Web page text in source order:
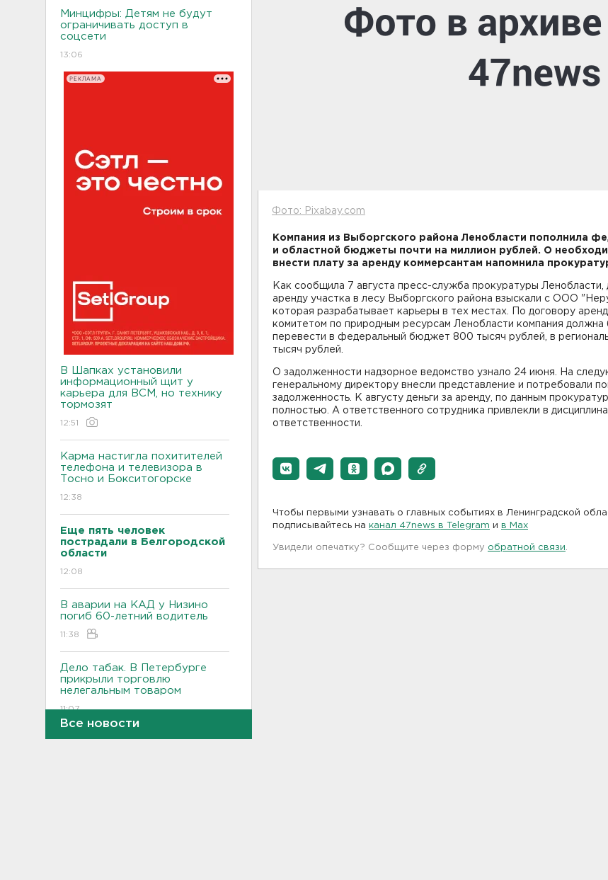
Минцифры: Детям не будут
ограничивать доступ в
соцсети
13:06
РЕКЛАМА
В Шапках установили
информационный щит у
карьера для ВСМ, но технику
тормозят
12:51
Карма настигла похитителей
телефона и телевизора в
Тосно и Бокситогорске
12:38
Еще пять человек
пострадали в Белгородской
области
12:08
В аварии на КАД у Низино
погиб 60-летний водитель
11:38
Дело табак. В Петербурге
прикрыли торговлю
нелегальным товаром
11:07
"Подарки" на 358 тысяч
Все новости
Фото: Pixabay.com
Компания из Выборгского района Ленобласти пополнила
и областной бюджеты почти на миллион рублей. О
внести плату за аренду коммерсантам напомнила
Как сообщила 7 августа пресс-служба прокуратуры Ленобласти,
аренду участка в лесу Выборгского района взыскали с ООО
которая разрабатывает карьеры в тех местах. По договору
комитетом по природным ресурсам Ленобласти компания должна
перевести в федеральный бюджет 800 тысяч рублей, в
тысяч рублей.
О задолженности надзорное ведомство узнало 24 июня. На
генеральному директору внесли представление и потребовали
задолженность. К августу деньги за аренду, по данным
полностью. А ответственного сотрудника привлекли в
ответственности.
Чтобы первыми узнавать о главных событиях в Ленинградской
подписывайтесь на канал 47news в Telegram и в Maх
Увидели опечатку? Сообщите через форму обратной связи